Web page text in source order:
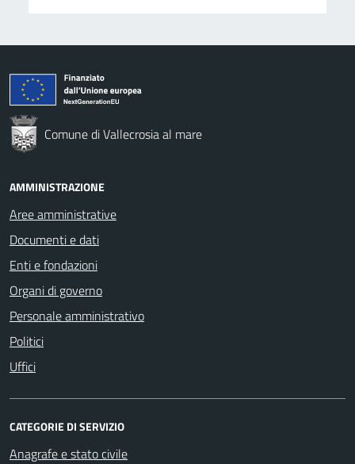
Comune di Vallecrosia al mare
AMMINISTRAZIONE
Aree amministrative
Documenti e dati
Enti e fondazioni
Organi di governo
Personale amministrativo
Politici
Uffici
CATEGORIE DI SERVIZIO
Anagrafe e stato civile